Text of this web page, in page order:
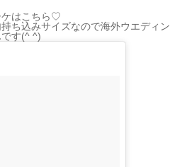
ケはこちら♡
ち込みサイズなので海外ウエディン
す(^ ^)